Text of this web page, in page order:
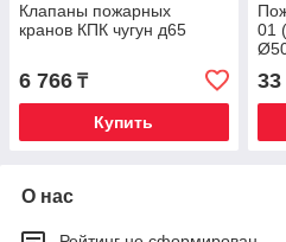
Клапаны пожарных
кранов КПК чугун д65
6 766 ₸
Купить
01
33
О нас